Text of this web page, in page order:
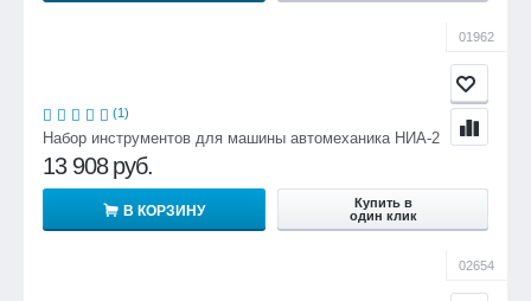
01962
(1)
Набор инструментов для машины автомеханика НИА-2
13 908 руб.
В КОРЗИНУ
Купить в
один клик
02654